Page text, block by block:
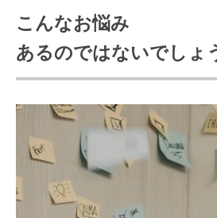
こんなお悩み
あるのではないでしょ